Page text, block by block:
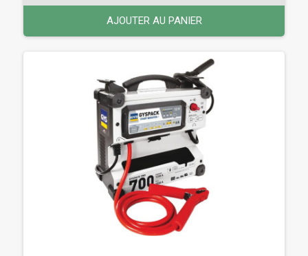
AJOUTER AU PANIER